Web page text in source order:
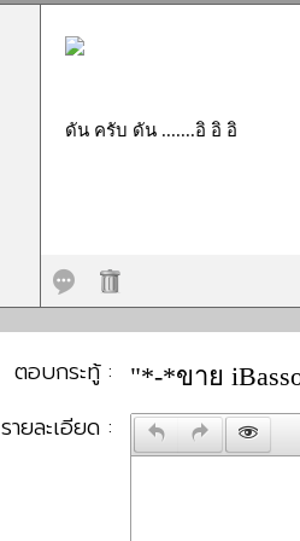
ดัน ครับ ดัน .......อิ อิ อิ
ตอบกระทู้ : "*-*ขาย
รายละเอียด :